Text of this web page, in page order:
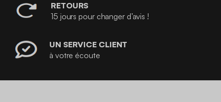
RETOURS
15 jours pour changer d’avis !
UN SERVICE CLIENT
à votre écoute